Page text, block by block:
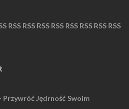
RSS RSS RSS RSS RSS RSS RSS RSS
Przywróć Jędrność Swoim